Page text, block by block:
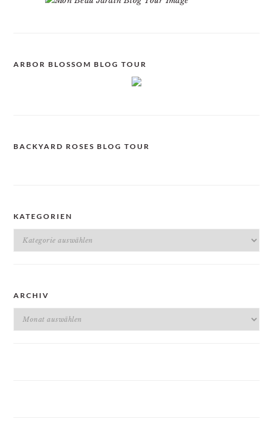
ARBOR BLOSSOM BLOG TOUR
BACKYARD ROSES BLOG TOUR
KATEGORIEN
Kategorien
ARCHIV
Archiv